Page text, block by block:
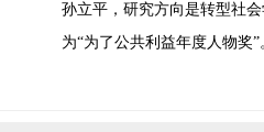
孙立平，研究方向是转型社
为“为了公共利益年度人物奖”